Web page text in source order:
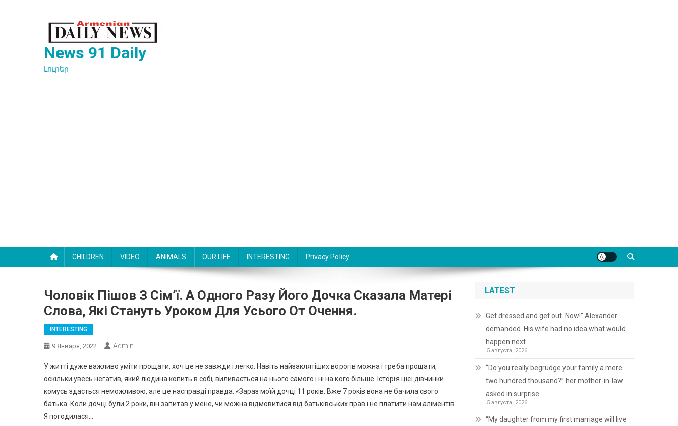
News 91 Daily
Լուրեր
CHILDREN VIDEO ANIMALS OUR LIFE INTERESTING Privacy Policy
Чоловік Пішов З Сім’ї. А Одного Разу Його Дочка Сказала Матері
Слова, Які Стануть Уроком Для Усього От Очення.
INTERESTING
9 Января, 2022 Admin
У житті дуже важливо уміти прощати, хоч це не завжди і легко. Навіть найзаклятіших ворогів можна і треба прощати,
оскільки увесь негатив, який людина копить в собі, виливається на нього самого і ні на кого більше. Історія цієї дівчинки
комусь здасться неможливою, але це насправді правда. «Зараз моїй дочці 11 років. Вже 7 років вона не бачила свого
батька. Коли дочці були 2 роки, він запитав у мене, чи можна відмовитися від батьківських прав і не платити нам аліментів.
Я погодилася…
LATEST
Get dressed and get out. Now!” Alexander
demanded. His wife had no idea what would
happen next.
5 августа, 2026
“Do you really begrudge your family a mere
two hundred thousand?” her mother-in-law
asked in surprise.
5 августа, 2026
“My daughter from my first marriage will live